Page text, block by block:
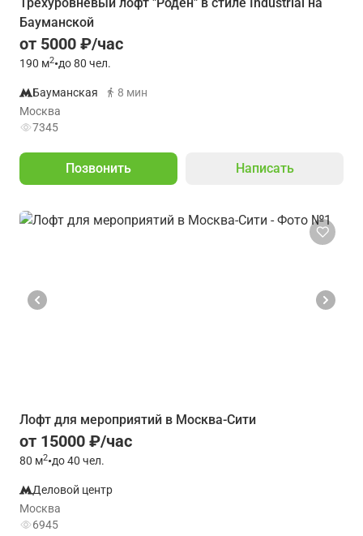
Бауманской
от 5000 ₽/час
190 м2•до 80 чел.
Бауманская
8 мин
Москва
7345
Позвонить Написать
Лофт для мероприятий в Москва-Сити
от 15000 ₽/час
80 м2•до 40 чел.
Деловой центр
Москва
6945